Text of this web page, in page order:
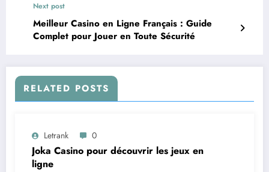
Next post
Meilleur Casino en Ligne Français : Guide
Complet pour Jouer en Toute Sécurité
RELATED POSTS
Letrank 0
Joka Casino pour découvrir les jeux en
ligne